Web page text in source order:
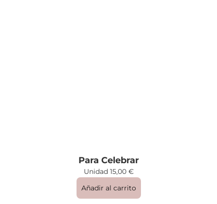
Para Celebrar
Unidad 15,00 €
Añadir al carrito